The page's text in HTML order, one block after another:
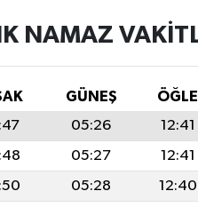
NAMAZ
GÜNEŞ ÖĞLE
05:26 12:41
05:27 12:41
05:28 12:40